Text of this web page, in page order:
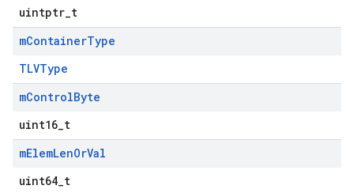
uintptr_t
mContainerType
TLVType
mControlByte
uint16_t
mElemLenOrVal
uint64_t